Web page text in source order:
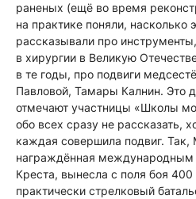
раненых (ещё во время
на практике поняли, насколько
рассказывали про
в хирургии в Великую
в те годы, про подвиги
Павловой, Тамары Калнин. Это
отмечают участницы «Школы
обо всех сразу не рассказать,
каждая совершила подвиг. Так,
награждённая международным
Креста, вынесла с поля боя 400
практически стрелковый